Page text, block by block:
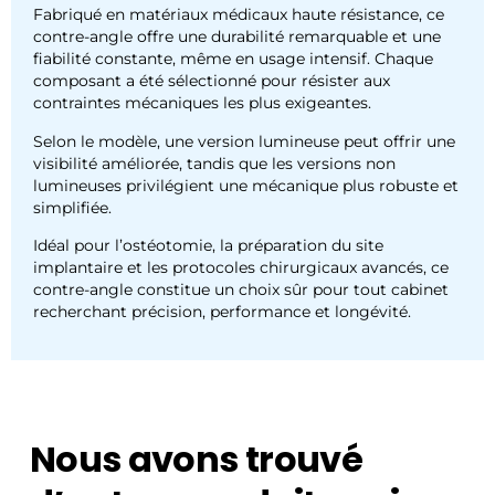
Fabriqué en matériaux médicaux haute résistance, ce
contre-angle offre une durabilité remarquable et une
fiabilité constante, même en usage intensif. Chaque
composant a été sélectionné pour résister aux
contraintes mécaniques les plus exigeantes.
Selon le modèle, une version lumineuse peut offrir une
visibilité améliorée, tandis que les versions non
lumineuses privilégient une mécanique plus robuste et
simplifiée.
Idéal pour l’ostéotomie, la préparation du site
implantaire et les protocoles chirurgicaux avancés, ce
contre-angle constitue un choix sûr pour tout cabinet
recherchant précision, performance et longévité.
Nous avons trouvé